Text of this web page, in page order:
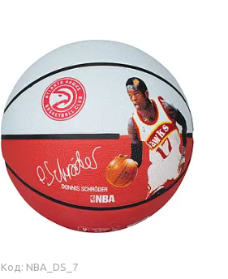
NBA_DS_7